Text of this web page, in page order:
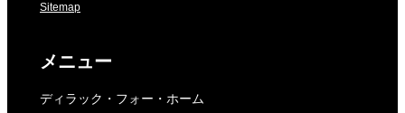
Sitemap
メニュー
ディラック・フォー・ホーム